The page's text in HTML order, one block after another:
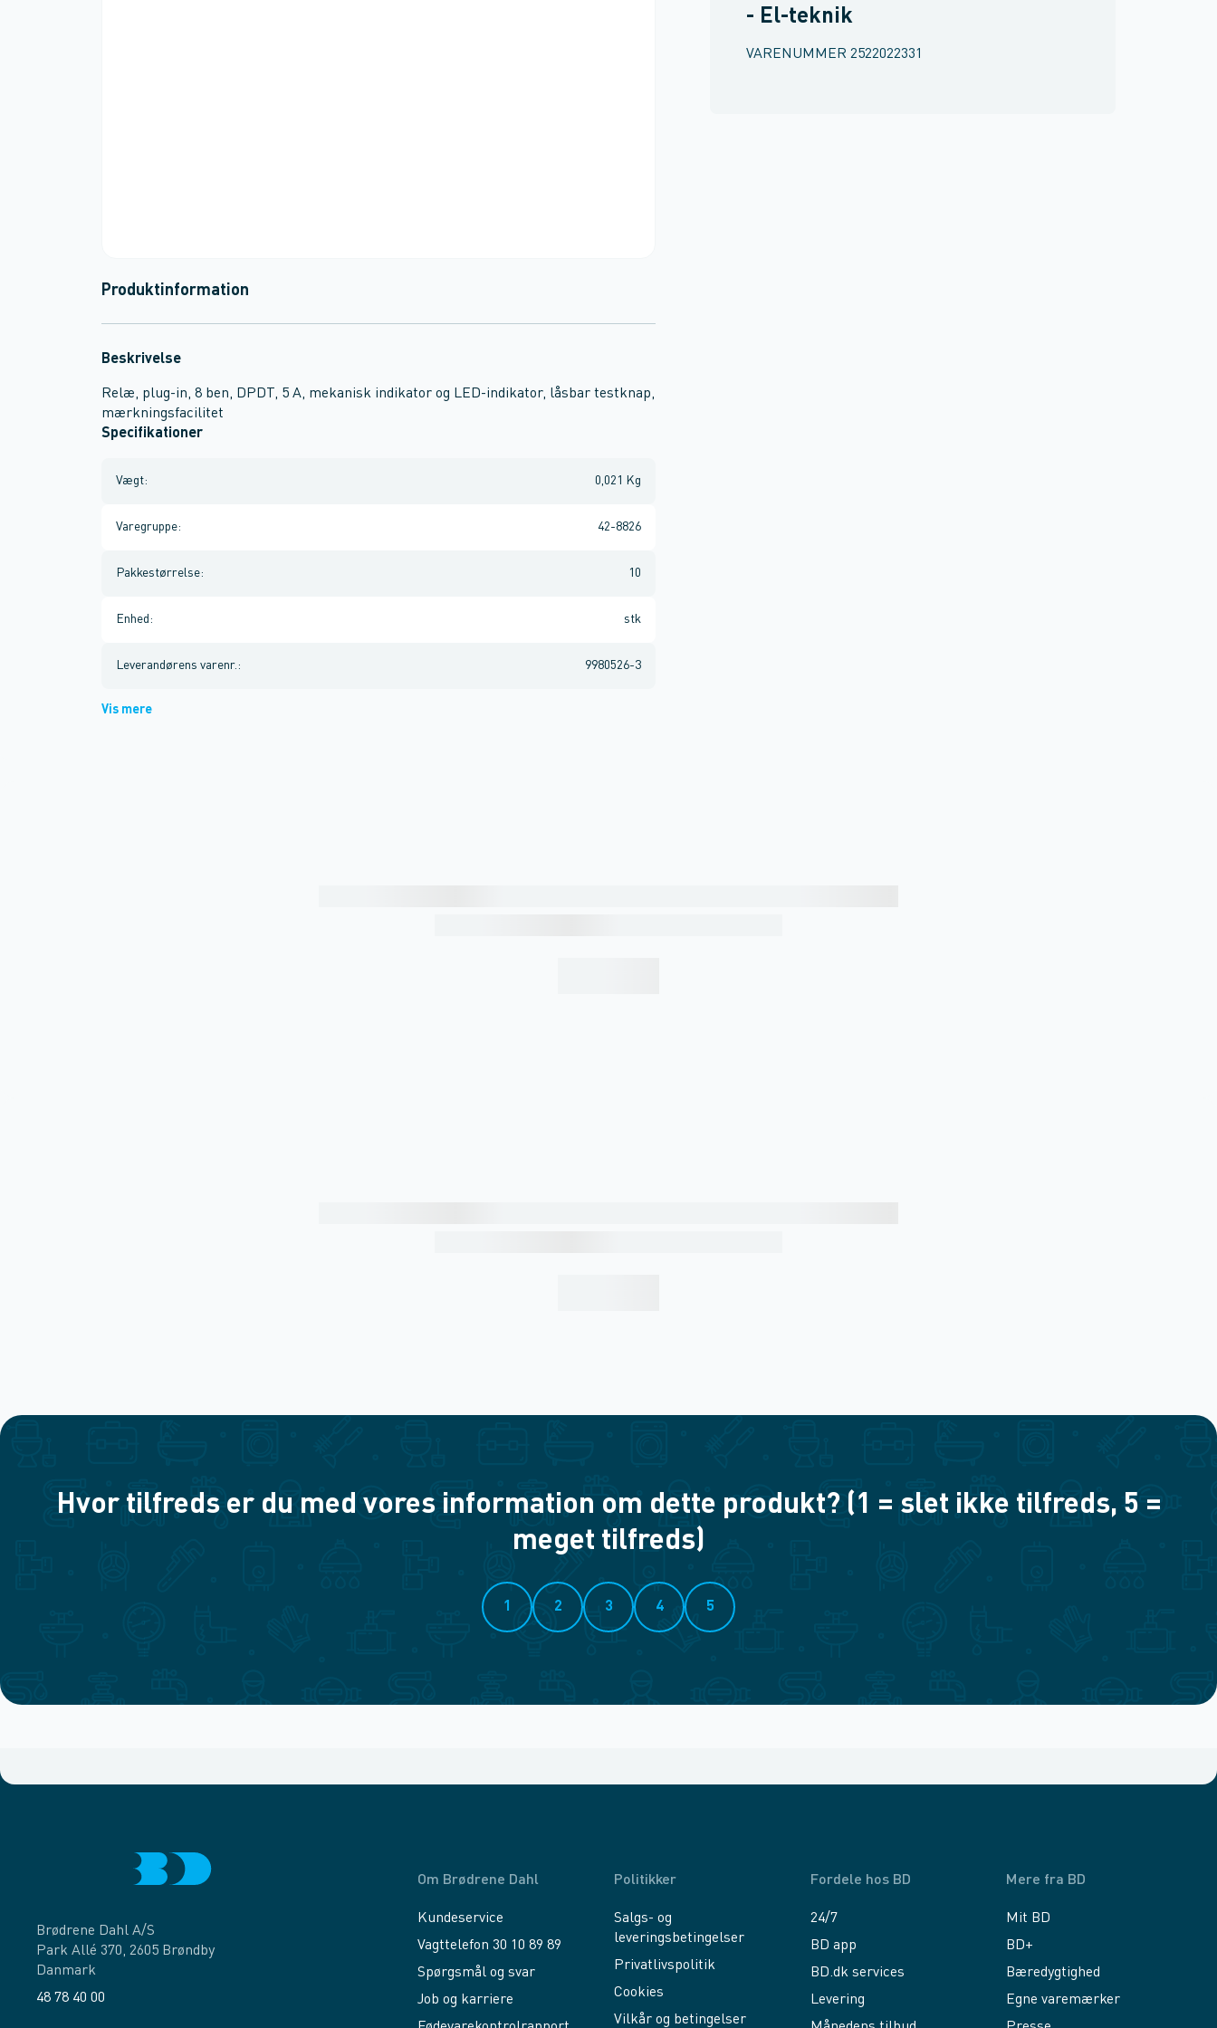
- El-teknik
VARENUMMER 2522022331
Produktinformation
Beskrivelse
Relæ, plug-in, 8 ben, DPDT, 5 A, mekanisk indikator og LED-indikator, låsbar testknap,
mærkningsfacilitet
Specifikationer
Vægt: 0,021 Kg
Varegruppe: 42-8826
Pakkestørrelse: 10
Enhed : stk
Leverandørens varenr. : 9980526-3
Vis mere
Hvor tilfreds er du med vores information om dette produkt? (1 = slet ikke tilfreds, 5 =
meget tilfreds)
1 2 3 4 5
Brødrene Dahl A/S
Park Allé 370, 2605 Brøndby
Danmark
48 78 40 00
Om Brødrene Dahl
Kundeservice
Vagttelefon 30 10 89 89
Spørgsmål og svar
Job og karriere
Politikker
Salgs- og
leveringsbetingelser
Privatlivspolitik
Cookies
Vilkår og betingelser
Fordele hos BD
24/7
BD app
BD.dk services
Levering
Mere fra BD
Mit BD
BD+
Bæredygtighed
Egne varemærker